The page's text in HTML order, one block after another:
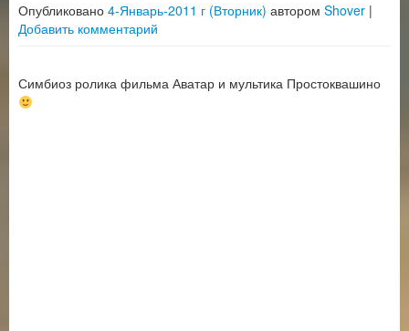
Опубликовано 4-Январь-2011 г (Вторник) автором Shover |
Добавить комментарий
Симбиоз ролика фильма Аватар и мультика Простоквашино